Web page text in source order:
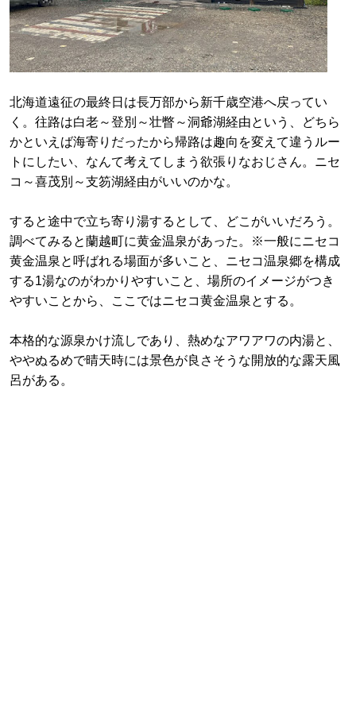
北海道遠征の最終日は長万部から新千歳空港へ戻ってい
く。往路は白老～登別～壮瞥～洞爺湖経由という、どちら
かといえば海寄りだったから帰路は趣向を変えて違うルー
トにしたい、なんて考えてしまう欲張りなおじさん。ニセ
コ～喜茂別～支笏湖経由がいいのかな。
すると途中で立ち寄り湯するとして、どこがいいだろう。
調べてみると蘭越町に黄金温泉があった。※一般にニセコ
黄金温泉と呼ばれる場面が多いこと、ニセコ温泉郷を構成
する1湯なのがわかりやすいこと、場所のイメージがつき
やすいことから、ここではニセコ黄金温泉とする。
本格的な源泉かけ流しであり、熱めなアワアワの内湯と、
ややぬるめで晴天時には景色が良さそうな開放的な露天風
呂がある。